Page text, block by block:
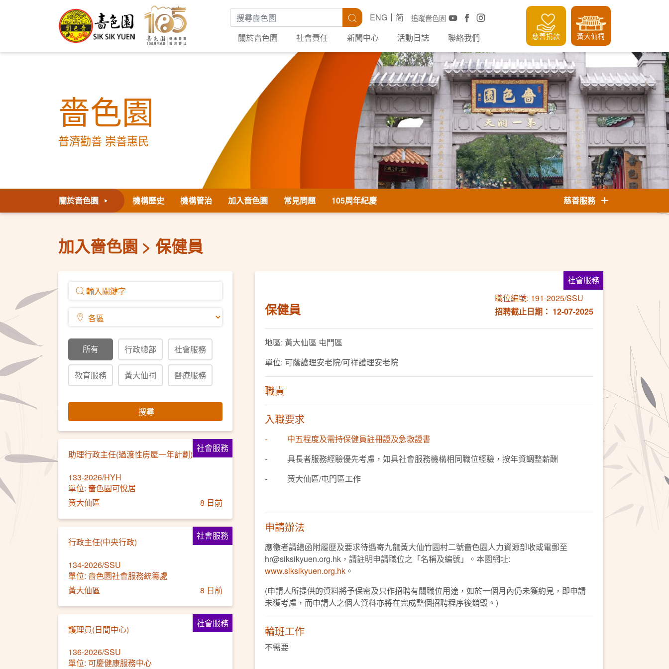
搜尋關鍵字 搜尋 追蹤嗇色園
ENG
简
關於嗇色園
社會責任 新聞中心 活動日誌 聯絡我們 慈善捐款 黃大仙祠
嗇色園
普濟勸善 崇善惠民
關於嗇色園 機構歷史 機構管治 加入嗇色園 常見問題 105周年紀慶 慈善服務
加入嗇色園 保健員
所有 行政總部 社會服務
教育服務 黃大仙祠 醫療服務
搜尋
社會服務
助理行政主任(過渡性房屋一年計劃)
133-2026/HYH
單位: 嗇色園可悅居
黃大仙區
8 日前
社會服務
行政主任(中央行政)
134-2026/SSU
單位: 嗇色園社會服務統籌處
黃大仙區
8 日前
社會服務
護理員(日間中心)
136-2026/SSU
單位: 可慶健康服務中心
社會服務
保健員
職位編號: 191-2025/SSU
招聘截止日期： 12-07-2025
地區: 黃大仙區 屯門區
單位: 可蔭護理安老院/可祥護理安老院
職責
入職要求
- 中五程度及需持保健員註冊證及急救證書
- 具長者服務經驗優先考慮，如具社會服務機構相同職位經驗，按年資調整薪酬
- 黃大仙區/屯門區工作
申請辦法
應徵者請繕函附履歷及要求待遇寄九龍黃大仙竹園村二號嗇色園人力資源部收或電郵至
hr@siksikyuen.org.hk，請註明申請職位之「名稱及編號」。本園網址:
www.siksikyuen.org.hk 。
(申請人所提供的資料將予保密及只作招聘有關職位用途，如於一個月內仍未獲約見，即申請
未獲考慮，而申請人之個人資料亦將在完成整個招聘程序後銷毀。)
輪班工作
不需要